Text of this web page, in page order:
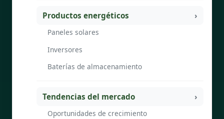
Productos energéticos
Paneles solares
Inversores
Baterías de almacenamiento
Tendencias del mercado
Oportunidades de crecimiento